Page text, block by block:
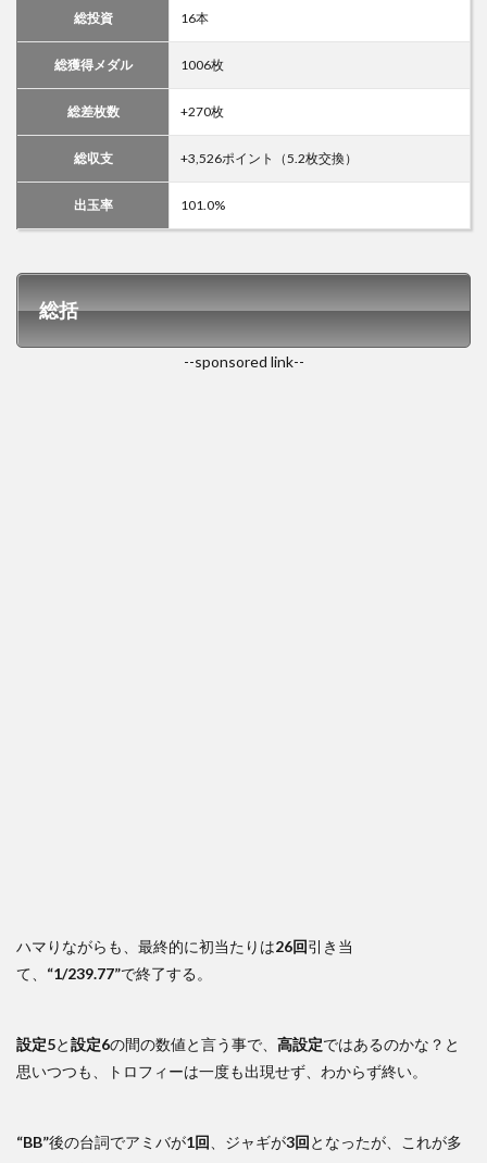
総投資 16本
総獲得メダル 1006枚
総差枚数 +270枚
総収支 +3,526ポイント（5.2枚交換）
出玉率 101.0%
総括
--sponsored link--
ハマりながらも、最終的に初当たりは26回引き当
て、 “1/239.77”で終了する。
設定5と設定6の間の数値と言う事で、 高設定ではあるのかな？と
思いつつも、トロフィーは一度も出現せず、わからず終い。
“BB”後の台詞でアミバが1回 、ジャギが3回となったが、これが多